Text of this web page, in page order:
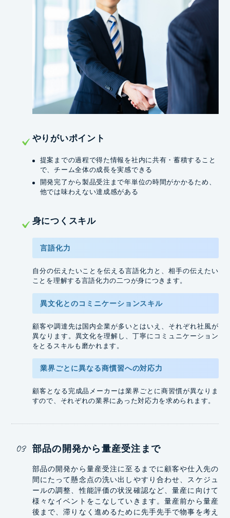
やりがいポイント
提案までの過程で得た情報を社内に共有・蓄積すること
で、チーム全体の成長を実感できる
開発完了から製品受注まで年単位の時間がかかるため、
他では味わえない達成感がある
⾝につくスキル
言語化力
自分の伝えたいことを伝える言語化力と、相手の伝えたい
ことを理解する言語化力の二つが身につきます。
異文化とのコミニケーションスキル
顧客や調達先は国内企業が多いとはいえ、それぞれ社風が
異なります。異文化を理解し、丁寧にコミュニケーション
をとるスキルも磨かれます。
業界ごとに異なる商慣習への対応力
顧客となる完成品メーカーは業界ごとに商習慣が異なりま
すので、それぞれの業界にあった対応力を求められます。
部品の開発から量産受注まで
部品の開発から量産受注に至るまでに顧客や仕入先の
間にたって懸念点の洗い出しやすり合わせ、スケジュ
ールの調整、性能評価の状況確認など、量産に向けて
様々なイベントをこなしていきます。量産前から量産
後まで、滞りなく進めるために先手先手で物事を考え